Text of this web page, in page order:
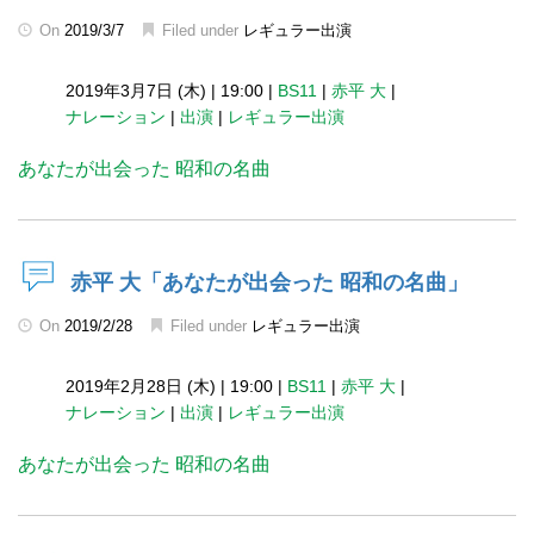
On 2019/3/7 Filed under レギュラー出演
2019年3月7日 (木) | 19:00 | BS11 | 赤平 大 |
ナレーション | 出演 | レギュラー出演
あなたが出会った 昭和の名曲
赤平 大「あなたが出会った 昭和の名曲」
On 2019/2/28 Filed under レギュラー出演
2019年2月28日 (木) | 19:00 | BS11 | 赤平 大 |
ナレーション | 出演 | レギュラー出演
あなたが出会った 昭和の名曲